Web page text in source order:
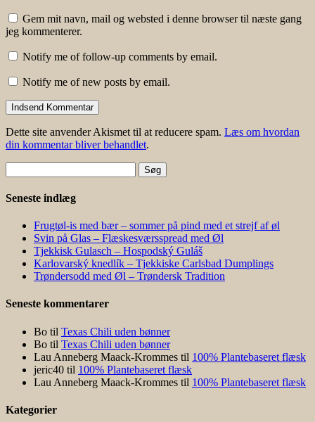
Gem mit navn, mail og websted i denne browser til næste gang
jeg kommenterer.
Notify me of follow-up comments by email.
Notify me of new posts by email.
Dette site anvender Akismet til at reducere spam. Læs om hvordan
din kommentar bliver behandlet.
efter:
Seneste indlæg
Frugtøl-is med bær – sommer på pind med et strejf af øl
Svin på Glas – Flæskesværsspread med Øl
Tjekkisk Gulasch – Hospodský Guláš
Karlovarský knedlík – Tjekkiske Carlsbad Dumplings
Trøndersodd med Øl – Trøndersk Tradition
Seneste kommentarer
Bo til Texas Chili uden bønner
Bo til Texas Chili uden bønner
Lau Anneberg Maack-Krommes til 100% Plantebaseret flæsk
jeric40 til 100% Plantebaseret flæsk
Lau Anneberg Maack-Krommes til 100% Plantebaseret flæsk
Kategorier